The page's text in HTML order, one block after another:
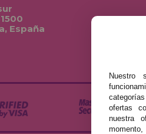
España
Nuestro
ofertas
nuestra